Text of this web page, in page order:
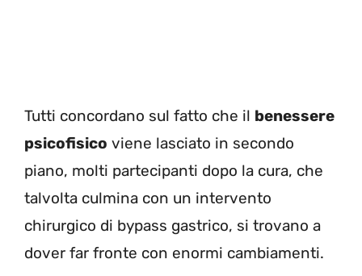
Tutti concordano sul fatto che il benessere
psicofisico viene lasciato in secondo
piano, molti partecipanti dopo la cura, che
talvolta culmina con un intervento
chirurgico di bypass gastrico, si trovano a
dover far fronte con enormi cambiamenti.